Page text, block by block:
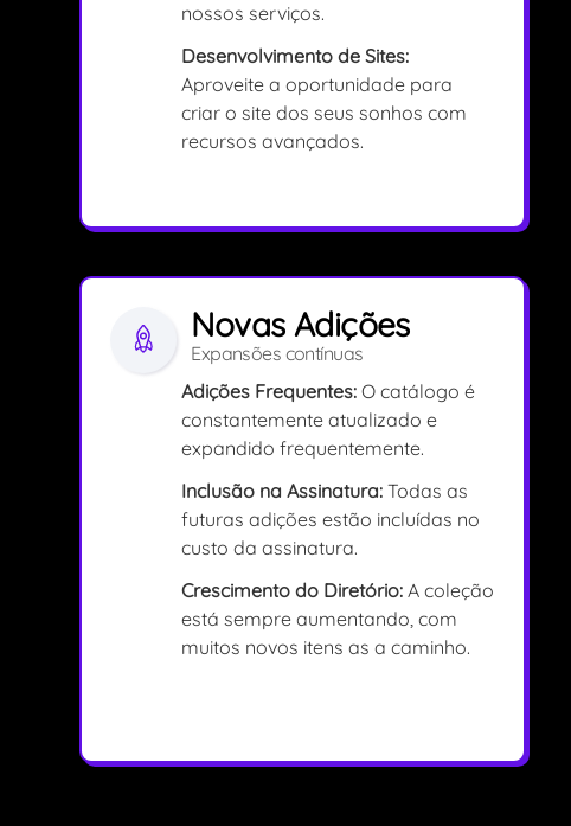
nossos serviços.
Desenvolvimento de Sites:
Aproveite a oportunidade para
criar o site dos seus sonhos com
recursos avançados.
Novas Adições
Expansões contínuas
Adições Frequentes: O catálogo é
constantemente atualizado e
expandido frequentemente.
Inclusão na Assinatura: Todas as
futuras adições estão incluídas no
custo da assinatura.
Crescimento do Diretório: A coleção
está sempre aumentando, com
muitos novos itens as a caminho.